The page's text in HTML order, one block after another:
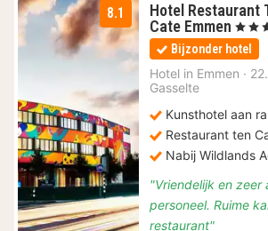
8.1
Hotel Restaurant
Cate Emmen 1
nacht
vanaf
€
, 4
Bijzonder hotel
Hotel in Emmen ·
Gasselte
Kunsthotel aan
Restaurant ten
Nabij Wildlands
"Vriendelijk en zeer
personeel. Ruime
restaurant"